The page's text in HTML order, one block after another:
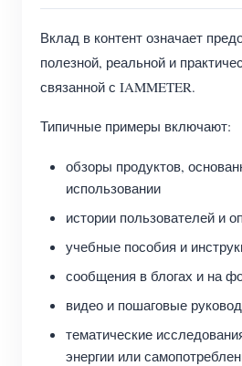
Обзор сайта
PV-рейтинг
Вклад в контент означает
полезной, реальной и
связанной с IAMMETER.
Типичные примеры включают:
обзоры продуктов,
использовании
истории пользователей и
учебные пособия и
сообщения в блогах и на
видео и пошаговые
тематические
энергии или